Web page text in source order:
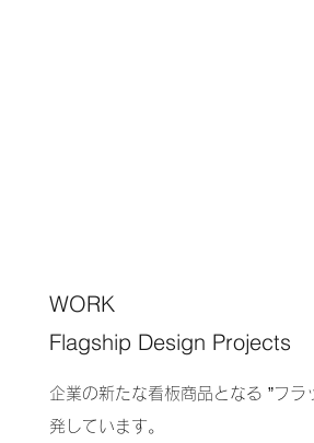
WORK
Flagship Design Projects
企業の新たな看板商品となる ”フラ
発しています。